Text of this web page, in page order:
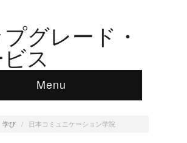
グレード・
ス
Menu
学び / 日本コミュニケーション学院